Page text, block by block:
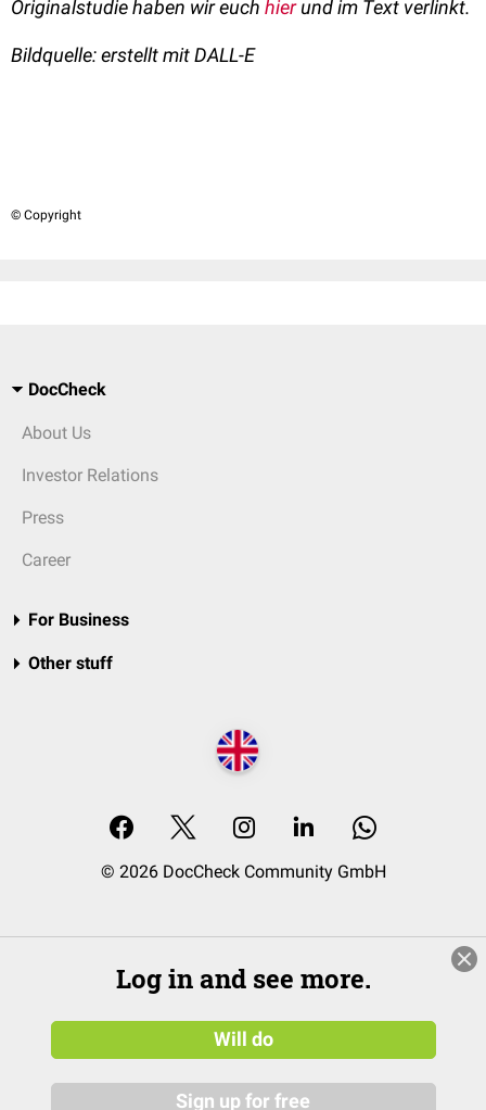
Originalstudie haben wir euch hierund im Text verlinkt.
Bildquelle: erstellt mit DALL-E
© Copyright
DocCheck
About Us
Investor Relations
Press
Career
For Business
Other stuff
© 2026 DocCheck Community GmbH
Log in and see more.
Will do
Sign up for free